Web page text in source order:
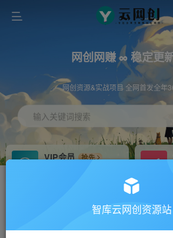
网创网赚 ∞ 稳定更
网创资源&实战项目 全网首发全年
输入关键词搜索
VIP会员
抢先
会员专属推广链接智库云网创资源站